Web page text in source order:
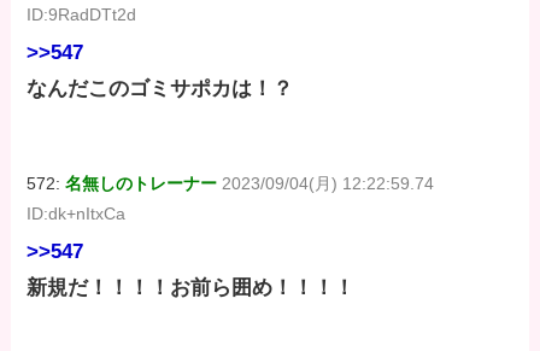
ID:9RadDTt2d
>>547
なんだこのゴミサポカは！？
572:名無しのトレーナー 2023/09/04(月) 12:22:59.74
ID:dk+nItxCa
>>547
新規だ！！！！お前ら囲め！！！！